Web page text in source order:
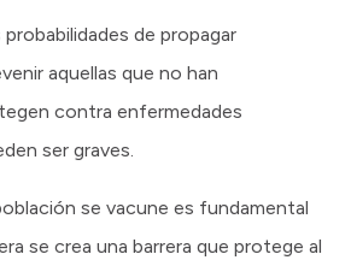
de propagar
aquellas que no han
contra enfermedades
ser graves.
se vacune es fundamental
se crea una barrera que protege al